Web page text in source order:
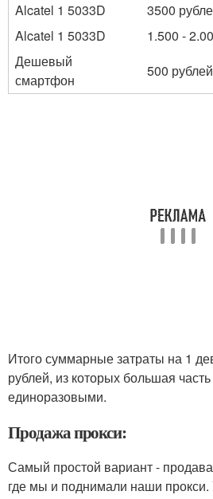
Alcatel 1 5033D
3500
Alcatel 1 5033D
1.500 -
Дешевый
смартфон
500
Итого суммарные затраты на 1
рублей, из которых большая
единоразовыми.
Продажа прокси:
Самый простой вариант -
где мы и поднимали наши прокси.